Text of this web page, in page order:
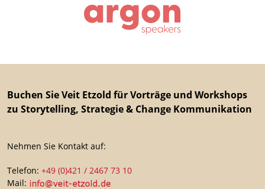
Buchen Sie Veit Etzold für Vorträge und Workshops
zu Storytelling, Strategie & Change Kommunikation
Nehmen Sie Kontakt auf:
Telefon: +49 (0)421 / 2467 73 10
Mail: